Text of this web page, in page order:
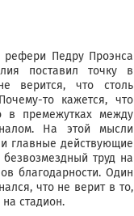
рефери Педру Проэнса
поставил точку в
верится, что столь
то кажется, что
в премежутках между
На этой мысли
главные действующие
труд на
благодарности. Один
что не верит в то,
стадион.